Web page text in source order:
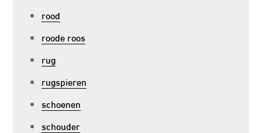
rood
roode roos
rug
rugspieren
schoenen
schouder